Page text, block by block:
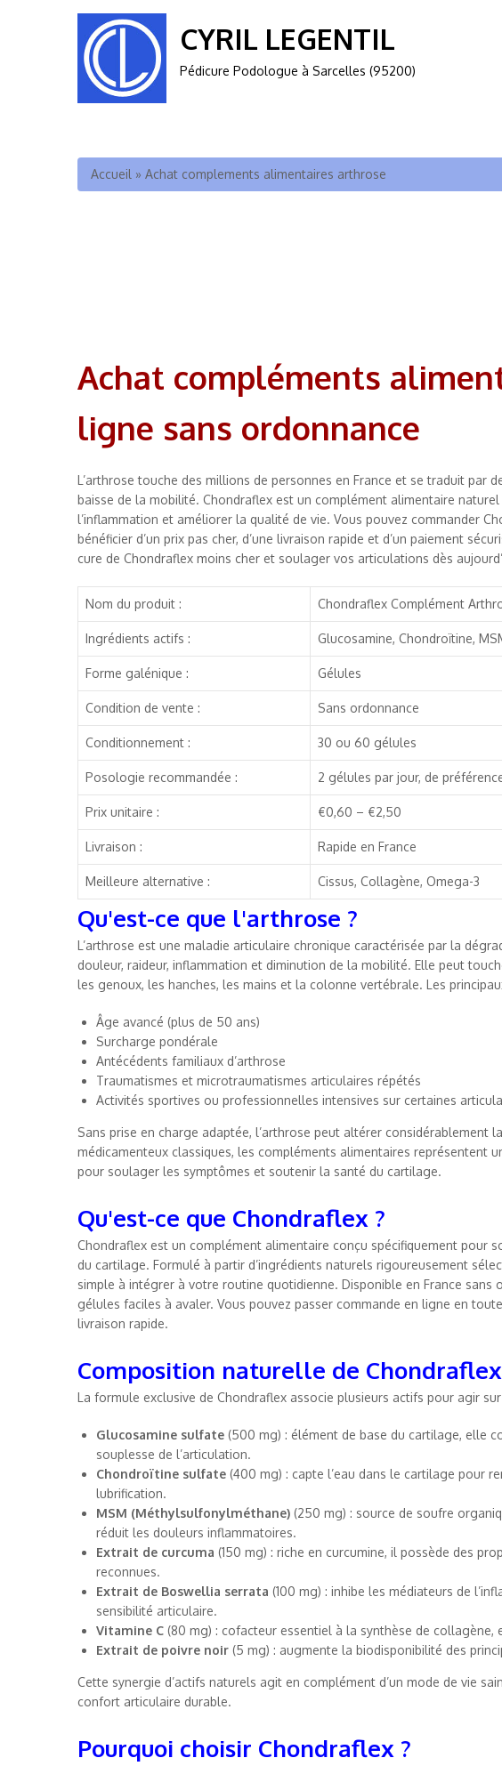
CYRIL LEGENTIL
Pédicure Podologue à Sarcelles (95200)
Vous êtes ici
Accueil » Achat complements alimentaires arthrose
Achat compléments
ligne sans ordonnance
L’arthrose touche des millions de personnes en France et se traduit par
baisse de la mobilité. Chondraflex est un complément alimentaire
l’inflammation et améliorer la qualité de vie. Vous pouvez commander
bénéficier d’un prix pas cher, d’une livraison rapide et d’un paiement
cure de Chondraflex moins cher et soulager vos articulations dès
Nom du produit : Chondraflex Complément
Ingrédients actifs : Glucosamine, Chondroïtine,
Forme galénique : Gélules
Condition de vente : Sans ordonnance
Conditionnement : 30 ou 60 gélules
Posologie recommandée : 2 gélules par jour, de
Prix unitaire : €0,60 – €2,50
Livraison : Rapide en France
Meilleure alternative : Cissus, Collagène, Omega-3
Qu'est-ce que l'arthrose ?
L’arthrose est une maladie articulaire chronique caractérisée par la
douleur, raideur, inflammation et diminution de la mobilité. Elle peut
les genoux, les hanches, les mains et la colonne vertébrale. Les
Âge avancé (plus de 50 ans)
Surcharge pondérale
Antécédents familiaux d’arthrose
Traumatismes et microtraumatismes articulaires répétés
Activités sportives ou professionnelles intensives sur certaines
Sans prise en charge adaptée, l’arthrose peut altérer considérablement
médicamenteux classiques, les compléments alimentaires représentent
pour soulager les symptômes et soutenir la santé du cartilage.
Qu'est-ce que Chondraflex ?
Chondraflex est un complément alimentaire conçu spécifiquement pour
du cartilage. Formulé à partir d’ingrédients naturels rigoureusement
simple à intégrer à votre routine quotidienne. Disponible en France sans
gélules faciles à avaler. Vous pouvez passer commande en ligne en
livraison rapide.
Composition naturelle de Chondraflex
La formule exclusive de Chondraflex associe plusieurs actifs pour agir
Glucosamine sulfate (500 mg) : élément de base du cartilage, elle
souplesse de l’articulation.
Chondroïtine sulfate (400 mg) : capte l’eau dans le cartilage pour
lubrification.
MSM (Méthylsulfonylméthane) (250 mg) : source de soufre
réduit les douleurs inflammatoires.
Extrait de curcuma (150 mg) : riche en curcumine, il possède des
reconnues.
Extrait de Boswellia serrata (100 mg) : inhibe les médiateurs de
sensibilité articulaire.
Vitamine C (80 mg) : cofacteur essentiel à la synthèse de
Extrait de poivre noir (5 mg) : augmente la biodisponibilité des
Cette synergie d’actifs naturels agit en complément d’un mode de vie
confort articulaire durable.
Pourquoi choisir Chondraflex ?